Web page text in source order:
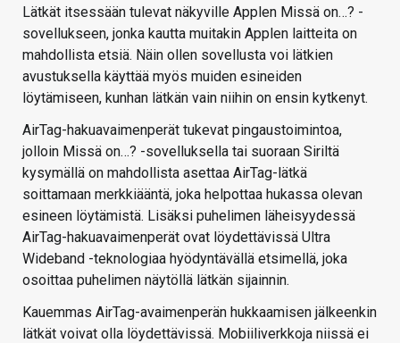
Lätkät itsessään tulevat näkyville Applen Missä on…? -
sovellukseen, jonka kautta muitakin Applen laitteita on
mahdollista etsiä. Näin ollen sovellusta voi lätkien
avustuksella käyttää myös muiden esineiden
löytämiseen, kunhan lätkän vain niihin on ensin kytkenyt.
AirTag-hakuavaimenperät tukevat pingaustoimintoa,
jolloin Missä on…? -sovelluksella tai suoraan Siriltä
kysymällä on mahdollista asettaa AirTag-lätkä
soittamaan merkkiääntä, joka helpottaa hukassa olevan
esineen löytämistä. Lisäksi puhelimen läheisyydessä
AirTag-hakuavaimenperät ovat löydettävissä Ultra
Wideband -teknologiaa hyödyntävällä etsimellä, joka
osoittaa puhelimen näytöllä lätkän sijainnin.
Kauemmas AirTag-avaimenperän hukkaamisen jälkeenkin
lätkät voivat olla löydettävissä. Mobiiliverkkoja niissä ei